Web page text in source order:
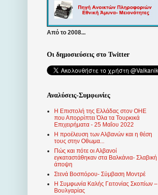
Από το 2008...
Οι δημοσιεύσεις στο Twitter
Αναλύσεις-Συμφωνίες
Η Επιστολή της Ελλάδας στον ΟΗΕ
που Απορρίπτει Όλα τα Τουρκικά
Επιχειρήματα - 25 Μαΐου 2022
Η προέλευση των Αλβανών και η θέση
τους στην Οθωμα...
Πώς και πότε οι Αλβανοί
εγκαταστάθηκαν στα Βαλκάνια- Σλαβική
άποψη
Στενά Βοσπόρου- Σύμβαση Μοντρέ
Η Συμφωνία Καλής Γειτονίας Σκοπίων –
Βουλγαρίας